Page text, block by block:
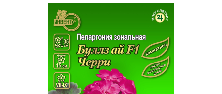
-
на страницу товара